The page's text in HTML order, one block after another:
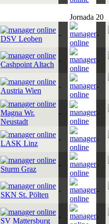
Jornada 20
DSV Leoben
- -
Cashpoint Altach
- -
Austria Wien
- -
Magna Wr.
Neustadt
- -
LASK Linz
- -
Sturm Graz
- -
SKN St. Pölten
- -
SV Mattersburg
- -